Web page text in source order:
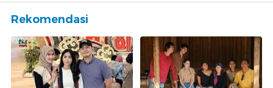
Rekomendasi